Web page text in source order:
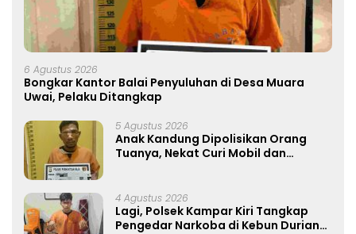
6 Agustus 2026
Bongkar Kantor Balai Penyuluhan di Desa Muara
Uwai, Pelaku Ditangkap
5 Agustus 2026
Anak Kandung Dipolisikan Orang
Tuanya, Nekat Curi Mobil dan
4 Agustus 2026
Lagi, Polsek Kampar Kiri Tangkap
Pengedar Narkoba di Kebun Durian